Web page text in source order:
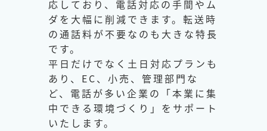
応しており、電話対応の手間やム
ダを大幅に削減できます。転送時
の通話料が不要なのも大きな特長
です。
平日だけでなく土日対応プランも
あり、EC、小売、管理部門な
ど、電話が多い企業の「本業に集
中できる環境づくり」をサポート
いたします。